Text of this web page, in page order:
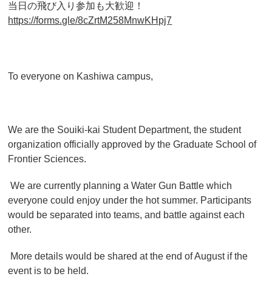
当日の飛び入り参加も大歓迎！
https://forms.gle/8cZrtM258MnwKHpj7
To everyone on Kashiwa campus,
We are the Souiki-kai Student Department, the student
organization officially approved by the Graduate School of
Frontier Sciences.
We are currently planning a Water Gun Battle which
everyone could enjoy under the hot summer. Participants
would be separated into teams, and battle against each
other.
More details would be shared at the end of August if the
event is to be held.